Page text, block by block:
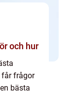
och hur
får frågor
bästa